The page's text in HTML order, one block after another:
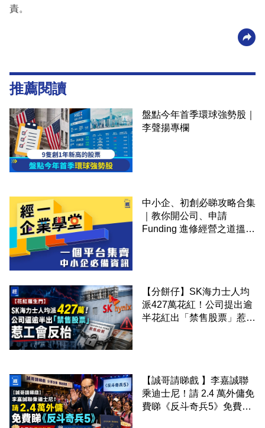
責。
推薦閱讀
盤點今年首季環球強勢股｜
李聲揚專欄
中小企、初創必睇攻略合集
｜教你開公司、申請
Funding 進修經營之道搵大
【分餅仔】SK海力士人均
派427萬花紅！公司提出逾
半花紅出「禁售股票」惹工
【誠哥請睇戲 】李嘉誠聯
乘迪士尼！請 2.4 萬外傭免
費睇《反斗奇兵5》免費包